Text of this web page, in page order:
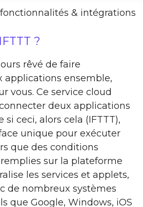
& intégrations
?
rêvé de faire
applications ensemble,
vous. Ce service cloud
deux applications
ceci, alors cela (IFTTT),
unique pour exécuter
que des conditions
sur la plateforme
les services et applets,
de nombreux systèmes
que Google, Windows, iOS